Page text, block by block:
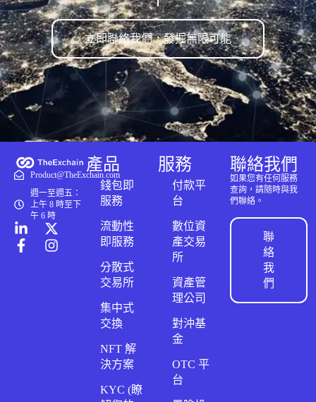
立即聯絡我們，發掘無限可能
Product@TheExchain.com
週一至週五：
上午 8 時至下
午 6 時
產品
錢包即
服務
流動性
即服務
分散式
交易所
集中式
交換
NFT 解
決方案
KYC (瞭
服務
付款平
台
數位資
產交易
所
資產管
理公司
對沖基
金
OTC 平
台
聯絡我們
如果您有任何服務
查詢，請隨時與我
們聯絡。
聯
絡
我
們